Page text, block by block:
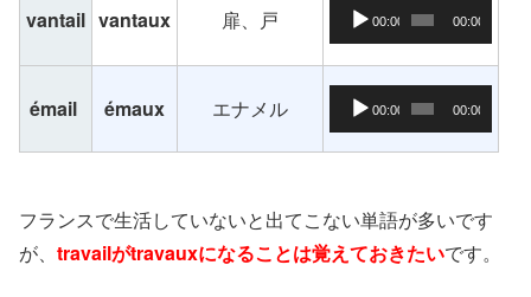
vantail vantaux 扉、戸 音声プレーヤー
00:00 00:00
émail émaux エナメル 音声プレーヤー
00:00 00:00
フランスで生活していないと出てこない単語が多いです
が、 travailがtravauxになることは覚えておきたいです。